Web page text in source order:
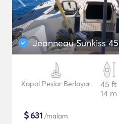
Jeanneau Sunkiss 45
Kapal Pesiar Berlayar
45 ft
14 m
$631 /malam